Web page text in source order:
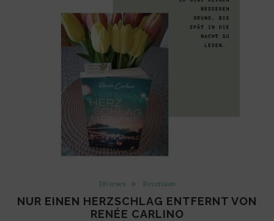
Diverses Rezension
NUR EINEN HERZSCHLAG ENTFERNT VON
RENÉE CARLINO